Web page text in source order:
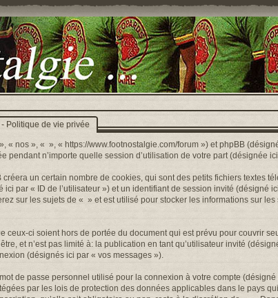
- Politique de vie privée
nos », « », « https://www.footnostalgie.com/forum ») et phpBB
n’importe quelle session d’utilisation de votre part (désignée
un certain nombre de cookies, qui sont des petits fichiers textes
par « ID de l’utilisateur ») et un identifiant de session invité (désigné
sur les sujets de « » et est utilisé pour stocker les informations sur
ci soient hors de portée du document qui est prévu pour couvrir
et n’est pas limité à: la publication en tant qu’utilisateur invité
(désignés ici par « vos messages »).
de passe personnel utilisé pour la connexion à votre compte
par les lois de protection des données applicables dans le pays